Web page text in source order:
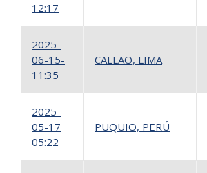
12:17
2025-
06-15-
11:35
CALLAO, LIMA
2025-
05-17
05:22
PUQUIO, PERÚ